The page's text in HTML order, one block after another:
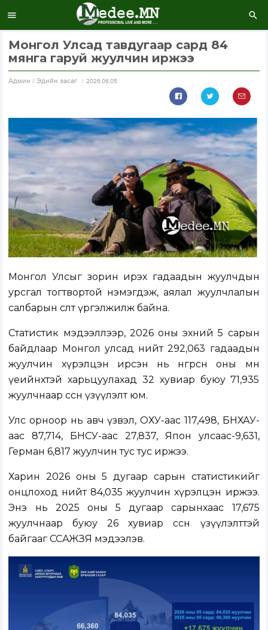
Монгол Улсад тавдугаар сард 84
мянга гаруй жуулчин иржээ
Aдмин / Эдийн засаг 2026.06.05
Монгол Улсыг зорин ирэх гадаадын жуулчдын
урсгал тогтвортой нэмэгдэж, аялал жуулчлалын
салбарын өсөлт үргэлжилж байна.
Статистик мэдээллээр, 2026 оны эхний 5 сарын
байдлаар Монгол улсад нийт 292,063 гадаадын
жуулчин хүрэлцэн ирсэн нь өнгөрсөн оны мөн
үеийнхтэй харьцуулахад 32 хувиар буюу 71,935
жуулчнаар өссөн үзүүлэлт юм.
Улс орноор нь авч үзвэл, ОХУ-аас 117,498, БНХАУ-
аас 87,714, БНСУ-аас 27,837, Япон улсаас-9,631,
Герман 6,817 жуулчин тус тус иржээ.
Харин 2026 оны 5 дугаар сарын статистикийг
онцлоход нийт 84,035 жуулчин хүрэлцэн иржээ.
Энэ нь 2025 оны 5 дугаар сарынхаас 17,675
жуулчнаар буюу 26 хувиар өссөн үзүүлэлттэй
байгааг ССАЖЗЯ мэдээлэв.